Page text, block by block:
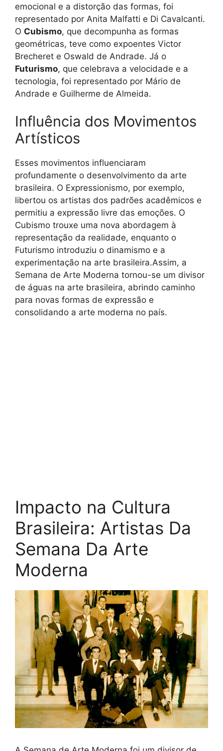
emocional e a distorção das formas, foi
representado por Anita Malfatti e Di Cavalcanti.
O Cubismo, que decompunha as formas
geométricas, teve como expoentes Victor
Brecheret e Oswald de Andrade. Já o
Futurismo, que celebrava a velocidade e a
tecnologia, foi representado por Mário de
Andrade e Guilherme de Almeida.
Influência dos Movimentos
Artísticos
Esses movimentos influenciaram
profundamente o desenvolvimento da arte
brasileira. O Expressionismo, por exemplo,
libertou os artistas dos padrões acadêmicos e
permitiu a expressão livre das emoções. O
Cubismo trouxe uma nova abordagem à
representação da realidade, enquanto o
Futurismo introduziu o dinamismo e a
experimentação na arte brasileira.Assim, a
Semana de Arte Moderna tornou-se um divisor
de águas na arte brasileira, abrindo caminho
para novas formas de expressão e
consolidando a arte moderna no país.
Impacto na Cultura
Brasileira: Artistas Da
Semana Da Arte
Moderna